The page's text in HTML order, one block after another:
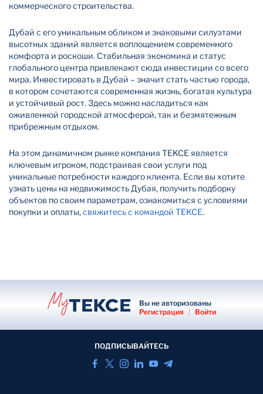
коммерческого строительства.
Дубай с его уникальным обликом и знаковыми силуэтами
высотных зданий является воплощением современного
комфорта и роскоши. Стабильная экономика и статус
глобального центра привлекают сюда инвестиции со всего
мира. Инвестировать в Дубай – значит стать частью города,
в котором сочетаются современная жизнь, богатая культура
и устойчивый рост. Здесь можно насладиться как
оживленной городской атмосферой, так и безмятежным
прибрежным отдыхом.
На этом динамичном рынке компания TEKCE является
ключевым игроком, подстраивая свои услуги под
уникальные потребности каждого клиента. Если вы хотите
узнать цены на недвижимость Дубая, получить подборку
объектов по своим параметрам, ознакомиться с условиями
покупки и оплаты,свяжитесь с командой TEKCE.
Вы не авторизованы
Регистрация
Войти
ПОДПИСЫВАЙТЕСЬ